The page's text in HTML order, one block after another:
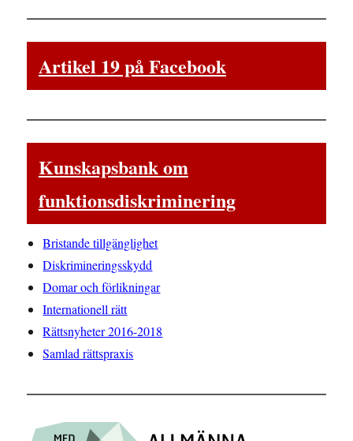
Artikel 19 på Facebook
Kunskapsbank om
funktionsdiskriminering
Bristande tillgänglighet
Diskrimineringsskydd
Domar och förlikningar
Internationell rätt
Rättsnyheter 2016-2018
Samlad rättspraxis